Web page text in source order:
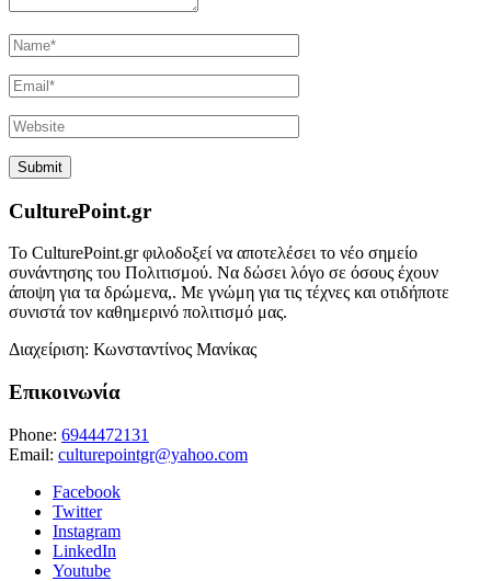
CulturePoint.gr
Το CulturePoint.gr φιλοδοξεί να αποτελέσει το νέο σημείο
συνάντησης του Πολιτισμού. Να δώσει λόγο σε όσους έχουν
άποψη για τα δρώμενα,. Με γνώμη για τις τέχνες και οτιδήποτε
συνιστά τον καθημερινό πολιτισμό μας.
Διαχείριση: Κωνσταντίνος Μανίκας
Επικοινωνία
Phone: 6944472131
Email: culturepointgr@yahoo.com
Facebook
Twitter
Instagram
LinkedIn
Youtube